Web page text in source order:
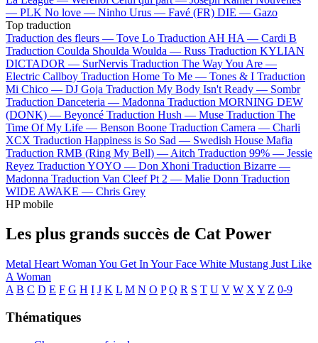
— PLK No love — Ninho Urus — Favé (FR) DIE — Gazo
Top traduction
Traduction des fleurs — Tove Lo Traduction AH HA — Cardi B
Traduction Coulda Shoulda Woulda — Russ Traduction KYLIAN
DICTADOR — SurNervis Traduction The Way You Are —
Electric Callboy Traduction Home To Me — Tones & I Traduction
Mi Chico — DJ Goja Traduction My Body Isn't Ready — Sombr
Traduction Danceteria — Madonna Traduction MORNING DEW
(DONK) — Beyoncé Traduction Hush — Muse Traduction The
Time Of My Life — Benson Boone Traduction Camera — Charli
XCX Traduction Happiness is So Sad — Swedish House Mafia
Traduction RMB (Ring My Bell) — Aitch Traduction 99% — Jessie
Reyez Traduction YOYO — Don Xhoni Traduction Bizarre —
Madonna Traduction Van Cleef Pt 2 — Malie Donn Traduction
WIDE AWAKE — Chris Grey
HP mobile
Les plus grands succès de Cat Power
Metal Heart Woman You Get In Your Face White Mustang Just Like
A Woman
A B C D E F G H I J K L M N O P Q R S T U V W X Y Z 0-9
Thématiques